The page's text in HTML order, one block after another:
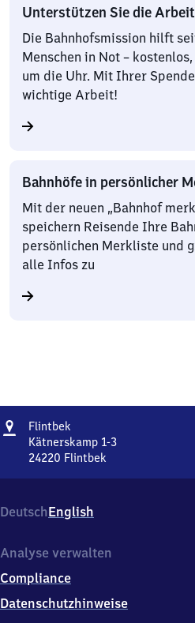
Unterstützen Sie die
Die Bahnhofsmission hilft
Menschen in Not –
um die Uhr. Mit Ihrer
wichtige Arbeit!
Bahnhöfe in persönlicher
Mit der neuen „Bahnhof
speichern Reisende Ihre
persönlichen Merkliste und
alle Infos zu
Adresse
Flintbek
Kätnerskamp 1-3
24220 Flintbek
1-
3,
4
2
0
DeutschEnglish
Analyse verwalten
Compliance
Datenschutzhinweise